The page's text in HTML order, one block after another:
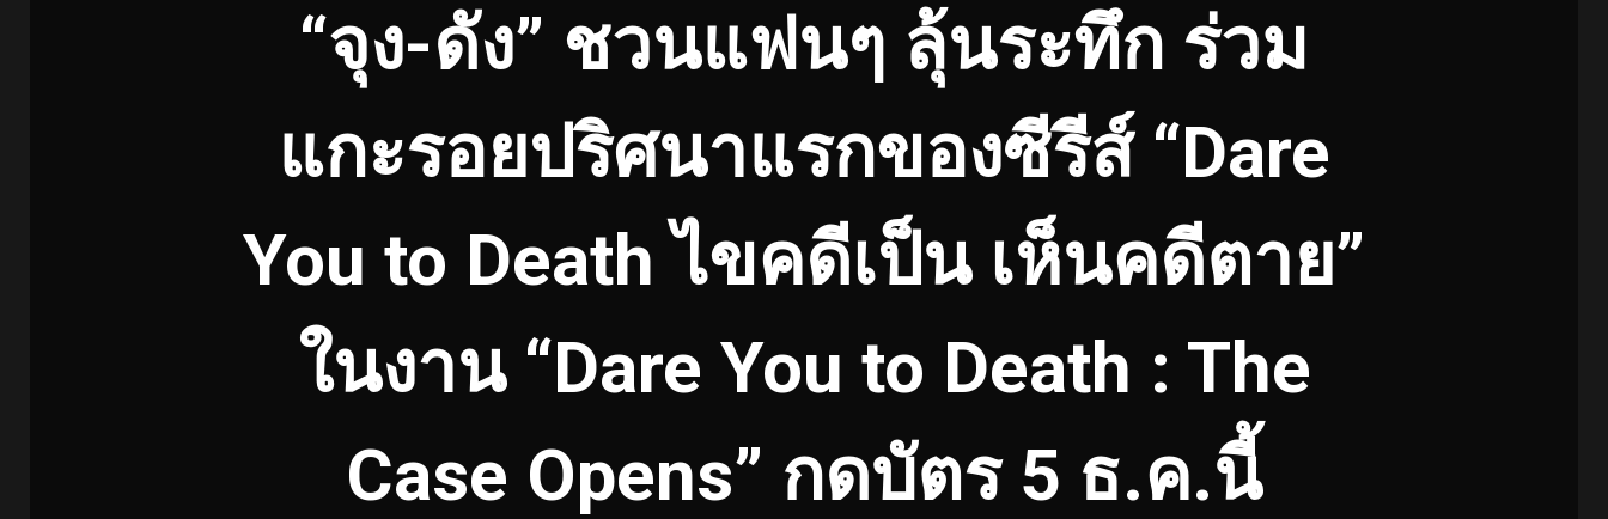
“จุง-ดัง” ชวนแฟนๆ ลุ้นระทึก ร่วม
แกะรอยปริศนาแรกของซีรีส์ “Dare
You to Death ไขคดีเป็น เห็นคดีตาย”
ในงาน “Dare You to Death : The
Case Opens” กดบัตร 5 ธ.ค.นี้